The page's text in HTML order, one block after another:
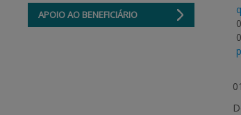
APOIO AO BENEFICIÁRIO